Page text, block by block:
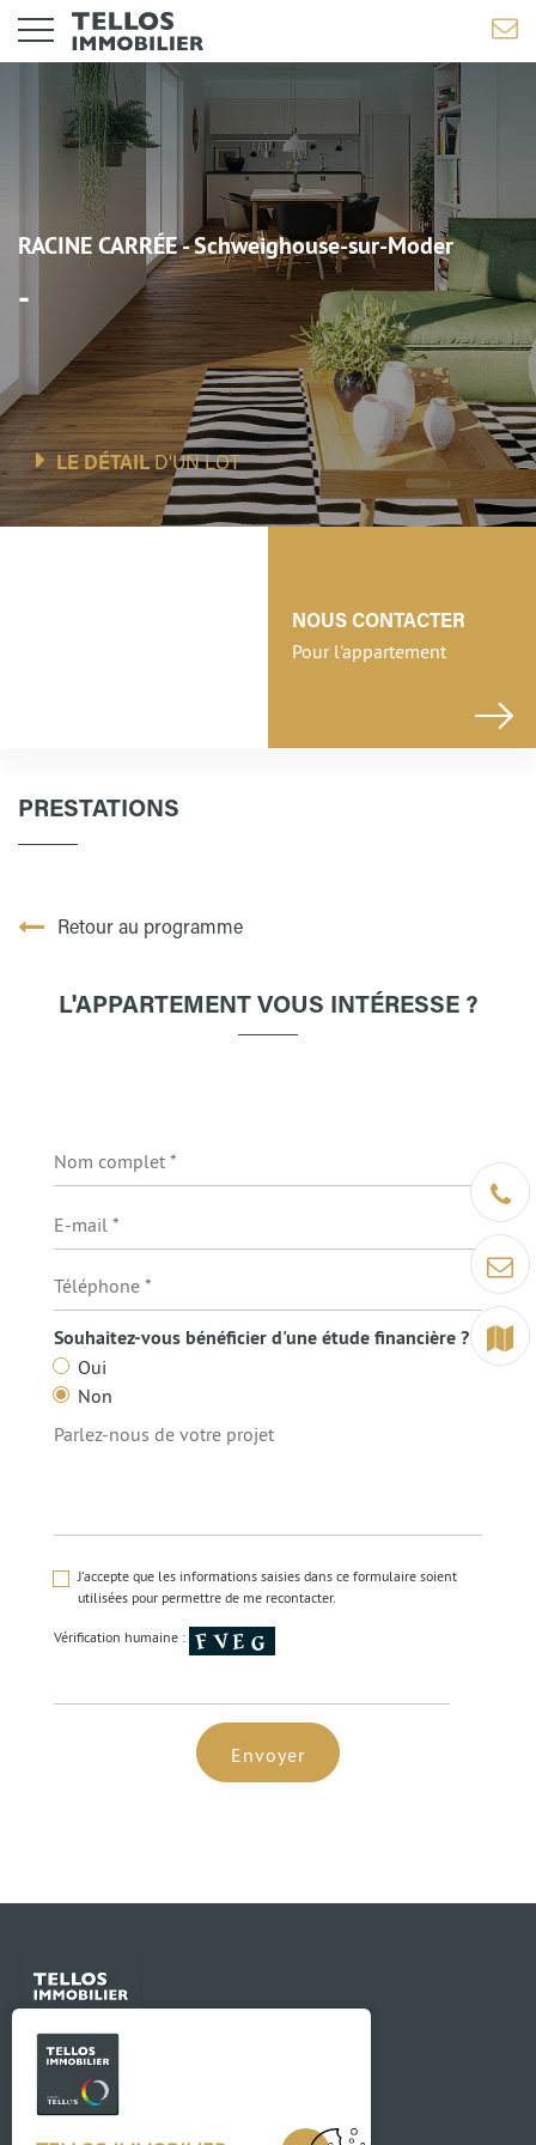
Être
Contact
Terrain
RACINE CARRÉE - Schweighouse-sur-Moder
-
LE DÉTAILD'UN LOT
NOUS CONTACTER
Pour l'appartement
PRESTATIONS
Retour au programme
L'APPARTEMENT VOUS INTÉRESSE ?
Souhaitez-vous bénéficier d'une étude financière ?
Oui
Non
J'accepte que les informations saisies dans ce formulaire soient
utilisées pour permettre de me recontacter.
Vérification humaine :
Envoyer
Contact